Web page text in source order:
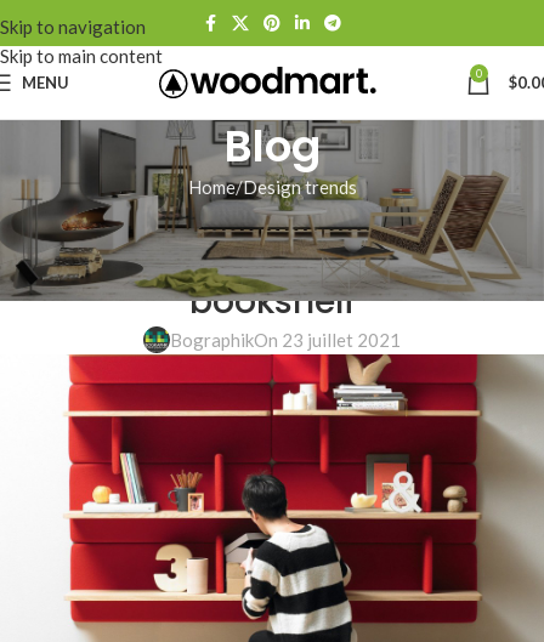
Skip to navigation
Skip to main content
MENU 0 $
Blog
Home Design trends
DESIGN TRENDS
Reinterprets the classic
bookshelf
BographikOn 23 juillet 2021